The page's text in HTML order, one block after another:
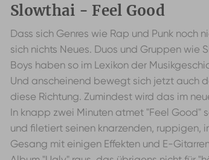
Slowthai - Feel Good
Dass sich Genres wie Rap und Punk noch
sich nichts Neues. Duos und Gruppen wie
Boys haben so im Lexikon der
Und anscheinend bewegt sich jetzt auch
diese Richtung. Zumindest wird das im
In knapp zwei Minuten atmet "Feel Good"
und filetiert seinen knarzenden, ruppigen,
Gesang mit einigen Effekten und E-